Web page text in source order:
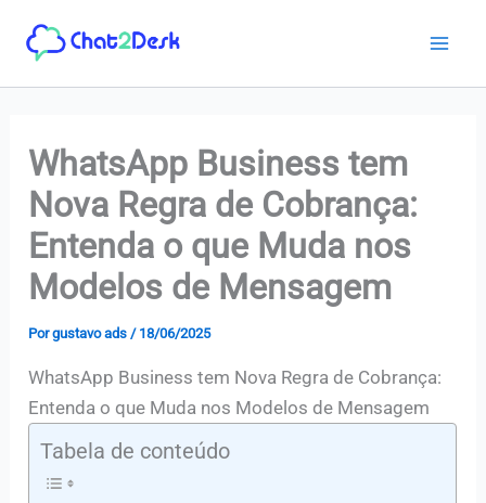
para
WhatsApp Business tem
Nova Regra de Cobrança:
Entenda o que Muda nos
Modelos de Mensagem
Porgustavo ads / 18/06/2025
WhatsApp Business tem Nova Regra de Cobrança:
Entenda o que Muda nos Modelos de Mensagem
Tabela de conteúdo